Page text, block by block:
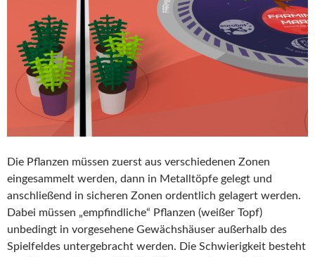
Die Pflanzen müssen zuerst aus verschiedenen Zonen
eingesammelt werden, dann in Metalltöpfe gelegt und
anschließend in sicheren Zonen ordentlich gelagert werden.
Dabei müssen „empfindliche“ Pflanzen (weißer Topf)
unbedingt in vorgesehene Gewächshäuser außerhalb des
Spielfeldes untergebracht werden. Die Schwierigkeit besteht